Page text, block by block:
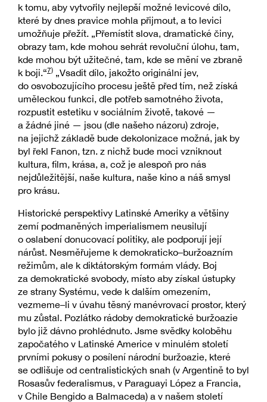
k tomu, aby vytvořily nejlepší možné levicové dílo,
které by dnes pravice mohla přijmout, a to levici
umožňuje přežít. „Přemístit slova, dramatické činy,
obrazy tam, kde mohou sehrát revoluční úlohu, tam,
kde mohou být užitečné, tam, kde se mění ve zbraně
k boji.“7) „Vsadit dílo, jakožto originální jev,
do osvobozujícího procesu ještě před tím, než získá
uměleckou funkci, dle potřeb samotného života,
rozpustit estetiku v sociálním životě, takové —
a žádné jiné — jsou (dle našeho názoru) zdroje,
na jejichž základě bude dekolonizace možná, jak by
byl řekl Fanon, tzn. z nichž bude moci vzniknout
kultura, film, krása, a, což je alespoň pro nás
nejdůležitější, naše kultura, naše kino a náš smysl
pro krásu.
Historické perspektivy Latinské Ameriky a většiny
zemí podmaněných imperialismem neusilují
o oslabení donucovací politiky, ale podporují její
nárůst. Nesměřujeme k demokraticko–buržoazním
režimům, ale k diktátorským formám vlády. Boj
za demokratické svobody, místo aby získal ústupky
ze strany Systému, vede k dalším omezením,
vezmeme–li v úvahu těsný manévrovací prostor, který
mu zůstal. Pozlátko rádoby demokratické buržoazie
bylo již dávno prohlédnuto. Jsme svědky koloběhu
započatého v Latinské Americe v minulém století
prvními pokusy o posílení národní buržoazie, které
se odlišuje od centralistických snah (v Argentině to byl
Rosasův federalismus, v Paraguayi López a Francia,
v Chile Bengido a Balmaceda) a v našem století